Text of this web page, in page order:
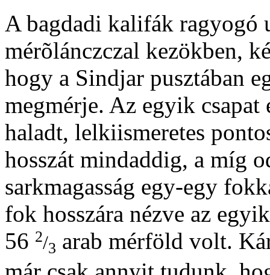
A bagdadi kalifák ragyogó
mérõlánczczal kezökben,
hogy a Sindjar pusztában
megmérje. Az egyik csapat
haladt, lelkiismeretes
hosszát mindaddig, a míg
sarkmagasság egy-egy
fok hosszára nézve az
56 2/3 arab mérföld volt.